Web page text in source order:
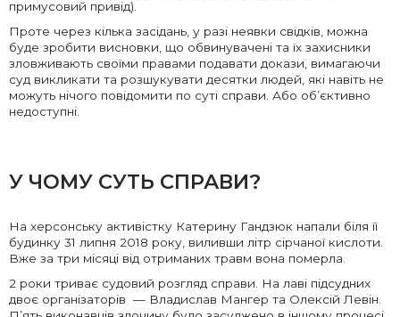
примусовий привід).
Проте через кілька засідань, у разі неявки свідків, можна
буде зробити висновки, що обвинувачені та їх захисники
зловживають своїми правами подавати докази, вимагаючи
суд викликати та розшукувати десятки людей, які навіть не
можуть нічого повідомити по суті справи. Або об’єктивно
недоступні.
У ЧОМУ СУТЬ СПРАВИ?
На херсонську активістку Катерину Гандзюк напали біля її
будинку 31 липня 2018 року, виливши літр сірчаної кислоти.
Вже за три місяці від отриманих травм вона померла.
2 роки триває судовий розгляд справи. На лаві підсудних
двоє організаторів — Владислав Мангер та Олексій Левін.